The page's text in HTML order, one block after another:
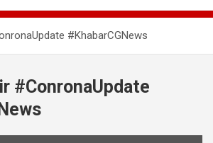
#KhabarCGNews
#ConronaUpdate